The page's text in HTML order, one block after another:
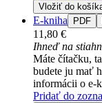
Vložiť do
E-kniha PDF
11,80 €
Ihneď na
Máte čítačku,
budete ju mať
informácii o e-
Pridať do